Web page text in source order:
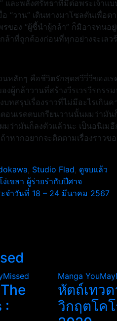
และพลังศรัทธาที่มีต่อพระเจ้า
“วาน” เดินทางมาโซลตันเพื่อ
ของ “ผู้ชี้นำผู้กล้า” ก็มิอาจทนอยู่
าที่ถูกต้องก่อนที่ทุกอย่างจะเลว
นหลักๆ คือชีวิตรักสุดสวีวี่วีของเ
องผู้กล้าวานที่สร้างวีรเวรวีรกร
ทสรุปเรื่องราวที่ไม่มีอะไรเกิน
นเรดตบเกรียนวานนั้นผมว่ามัน
มว่ามันก็ลงตัวแล้วนะ เป็นอนิเม
าหากอยากจะติดตามเรื่องราวข
, Studio Flad, ดูจบแล้ว
เขลา ผู้ร่ายรำกับปีศาจ
จำวันที่ 18 – 24 มีนาคม 2567
:
Manga
หัตถ์เทวด
วิกฤตโค